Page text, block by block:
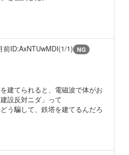
前ID:AxNTUwMDI(1/1) NG
を建てられると、電磁波で体がお
設反対ニダ」って
う騙して、鉄塔を建てるんだろ